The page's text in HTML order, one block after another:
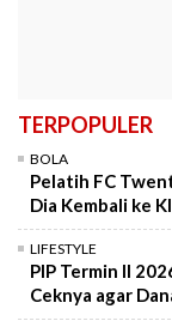
TERPOPULER
BOLA
Pelatih FC
Dia Kembali ke
LIFESTYLE
PIP Termin II
Ceknya agar